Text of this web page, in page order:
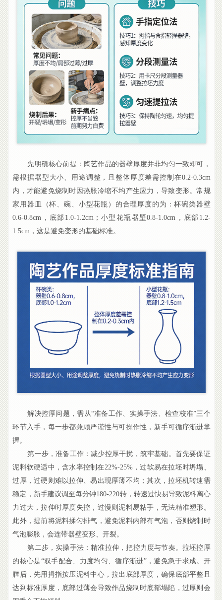
先明确核心前提：陶艺作品的器壁厚度并非均匀一致即可，
需根据器型大小、用途调整，且整体厚度差需控制在0.2-0.3cm
内，才能避免烧制时因热胀冷缩不均产生应力，导致变形。常规
家用器皿（杯、碗、小型花瓶）的合理厚度的为：杯碗类器壁
0.6-0.8cm，底部1.0-1.2cm；小型花瓶器壁0.8-1.0cm，底部1.2-
1.5cm，这是避免变形的基础标准。
解决控厚问题，需从“准备工作、实操手法、检查校准”三个
环节入手，每一步都兼顾严谨性与可操作性，新手可循序渐进掌
握。
第一步，准备工作：减少控厚干扰，筑牢基础。首先要保证
泥料软硬适中，含水率控制在22%-25%，过软易在拉坯时坍塌、
过厚，过硬则难以拉伸、易出现厚薄不均；其次，拉坯机转速需
稳定，新手建议调至每分钟180-220转，转速过快易导致泥料离心
力过大，拉伸时厚度失控，过慢则泥料易粘手，无法精准塑形。
此外，提前将泥料揉匀排气，避免泥料内部有气泡，否则烧制时
气泡膨胀，会连带器壁变形、开裂。
第二步，实操手法：精准拉伸，把控力度与节奏。拉坯控厚
的核心是“双手配合、力度均匀、循序渐进”，避免急于求成。开
膛后，先用拇指按压泥料中心，拉出底部厚度，确保底部平整且
达到标准厚度，底部过薄会导致作品烧制时底部塌陷，过厚则会